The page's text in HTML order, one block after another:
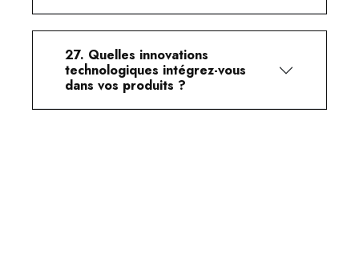
27. Quelles innovations
technologiques intégrez-vous
dans vos produits ?